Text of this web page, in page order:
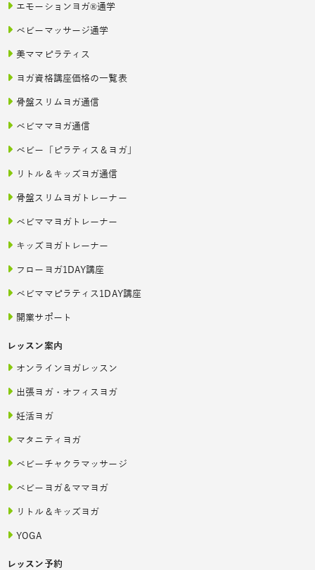
エモーションヨガ®通学
ベビーマッサージ通学
美ママピラティス
ヨガ資格講座価格の一覧表
骨盤スリムヨガ通信
ベビママヨガ通信
ベビー「ピラティス＆ヨガ」
リトル＆キッズヨガ通信
骨盤スリムヨガトレーナー
ベビママヨガトレーナー
キッズヨガトレーナー
フローヨガ1DAY講座
ベビママピラティス1DAY講座
開業サポート
レッスン案内
オンラインヨガレッスン
出張ヨガ・オフィスヨガ
妊活ヨガ
マタニティヨガ
ベビーチャクラマッサージ
ベビーヨガ＆ママヨガ
リトル＆キッズヨガ
YOGA
レッスン予約